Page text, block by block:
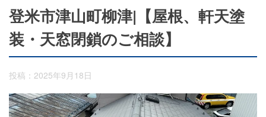
登米市津山町柳津|【屋根、軒天塗
装・天窓閉鎖のご相談】
投稿：2025年9月18日